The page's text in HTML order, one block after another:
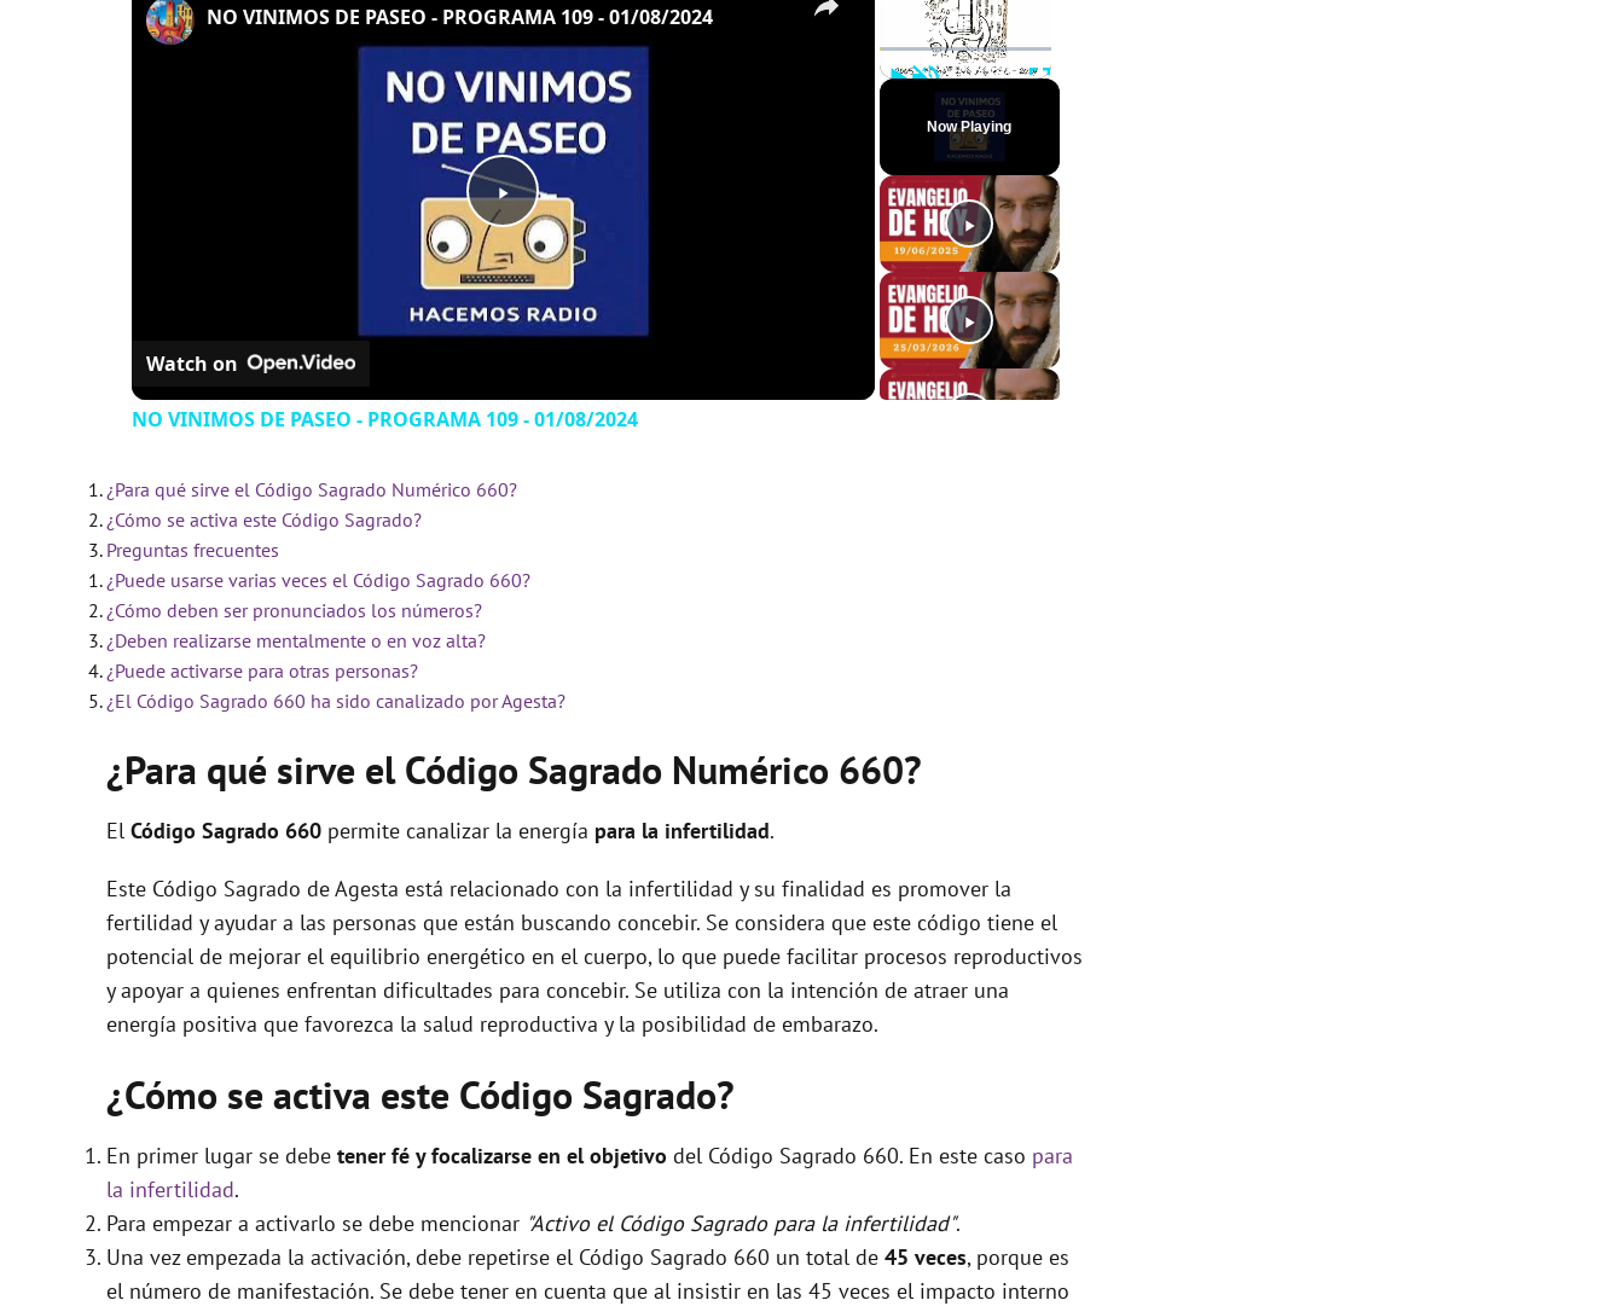
Unmute Fullscreen
Now Playing
P
l
i
NO VINIMOS DE PASEO - PROGRAMA 109 - 01/08/2024
Watch on
NO VINIMOS DE PASEO - PROGRAMA 109 - 01/08/2024
¿Para qué sirve el Código Sagrado Numérico 660?
¿Cómo se activa este Código Sagrado?
Preguntas frecuentes
¿Puede usarse varias veces el Código Sagrado 660?
¿Cómo deben ser pronunciados los números?
¿Deben realizarse mentalmente o en voz alta?
¿Puede activarse para otras personas?
¿El Código Sagrado 660 ha sido canalizado por Agesta?
¿Para qué sirve el Código Sagrado Numérico 660?
El Código Sagrado 660 permite canalizar la energía para la infertilidad.
Este Código Sagrado de Agesta está relacionado con la infertilidad y su finalidad es promover la
fertilidad y ayudar a las personas que están buscando concebir. Se considera que este código tiene el
potencial de mejorar el equilibrio energético en el cuerpo, lo que puede facilitar procesos reproductivos
y apoyar a quienes enfrentan dificultades para concebir. Se utiliza con la intención de atraer una
energía positiva que favorezca la salud reproductiva y la posibilidad de embarazo.
¿Cómo se activa este Código Sagrado?
En primer lugar se debe tener fé y focalizarse en el objetivo del Código Sagrado 660. En este caso para
la infertilidad.
Para empezar a activarlo se debe mencionar "Activo el Código Sagrado para la infertilidad".
Una vez empezada la activación, debe repetirse el Código Sagrado 660 un total de 45 veces, porque es
el número de manifestación. Se debe tener en cuenta que al insistir en las 45 veces el impacto interno